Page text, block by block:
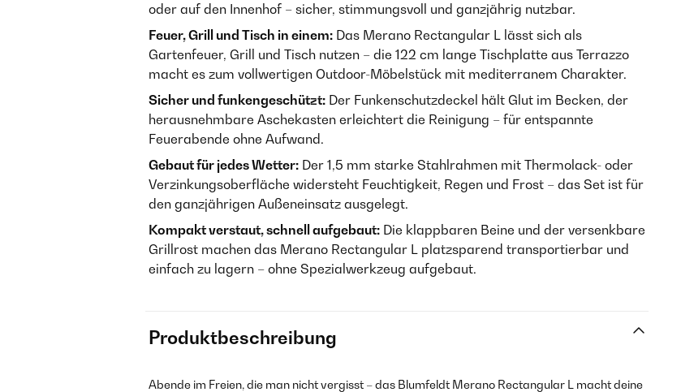
oder auf den Innenhof – sicher, stimmungsvoll und ganzjährig nutzbar.
Feuer, Grill und Tisch in einem: Das Merano Rectangular L lässt sich als
Gartenfeuer, Grill und Tisch nutzen – die 122 cm lange Tischplatte aus Terrazzo
macht es zum vollwertigen Outdoor-Möbelstück mit mediterranem Charakter.
Sicher und funkengeschützt: Der Funkenschutzdeckel hält Glut im Becken, der
herausnehmbare Aschekasten erleichtert die Reinigung – für entspannte
Feuerabende ohne Aufwand.
Gebaut für jedes Wetter: Der 1,5 mm starke Stahlrahmen mit Thermolack- oder
Verzinkungsoberfläche widersteht Feuchtigkeit, Regen und Frost – das Set ist für
den ganzjährigen Außeneinsatz ausgelegt.
Kompakt verstaut, schnell aufgebaut: Die klappbaren Beine und der versenkbare
Grillrost machen das Merano Rectangular L platzsparend transportierbar und
einfach zu lagern – ohne Spezialwerkzeug aufgebaut.
Produktbeschreibung
Abende im Freien, die man nicht vergisst – das Blumfeldt Merano Rectangular L macht deine